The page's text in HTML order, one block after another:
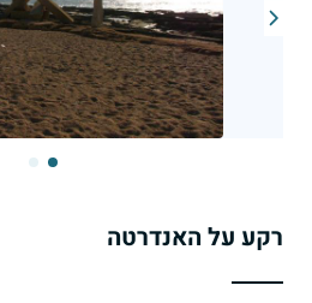
רקע על האנדרטה